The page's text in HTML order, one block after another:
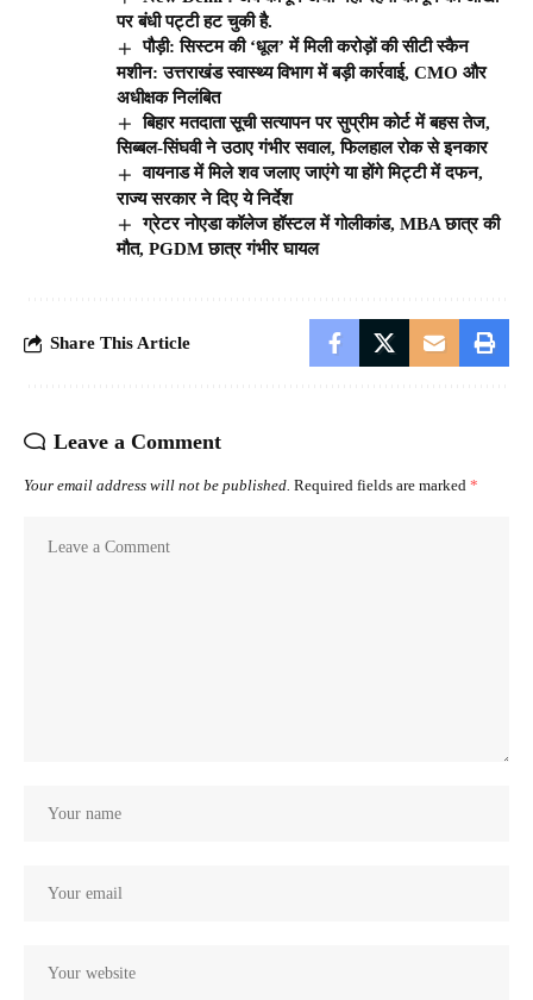
पर बंधी पट्टी हट चुकी है.
पौड़ी: सिस्टम की ‘धूल’ में मिली करोड़ों की सीटी स्कैन
मशीन: उत्तराखंड स्वास्थ्य विभाग में बड़ी कार्रवाई, CMO और
अधीक्षक निलंबित
बिहार मतदाता सूची सत्यापन पर सुप्रीम कोर्ट में बहस तेज,
सिब्बल-सिंघवी ने उठाए गंभीर सवाल, फिलहाल रोक से इनकार
वायनाड में मिले शव जलाए जाएंगे या होंगे मिट्टी में दफन,
राज्य सरकार ने दिए ये निर्देश
ग्रेटर नोएडा कॉलेज हॉस्टल में गोलीकांड, MBA छात्र की
मौत, PGDM छात्र गंभीर घायल
Share This Article
Leave a Comment
Your email address will not be published. Required fields are marked *